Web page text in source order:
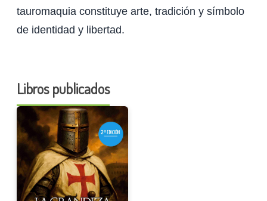
tauromaquia constituye arte, tradición y símbolo
de identidad y libertad.
Libros publicados